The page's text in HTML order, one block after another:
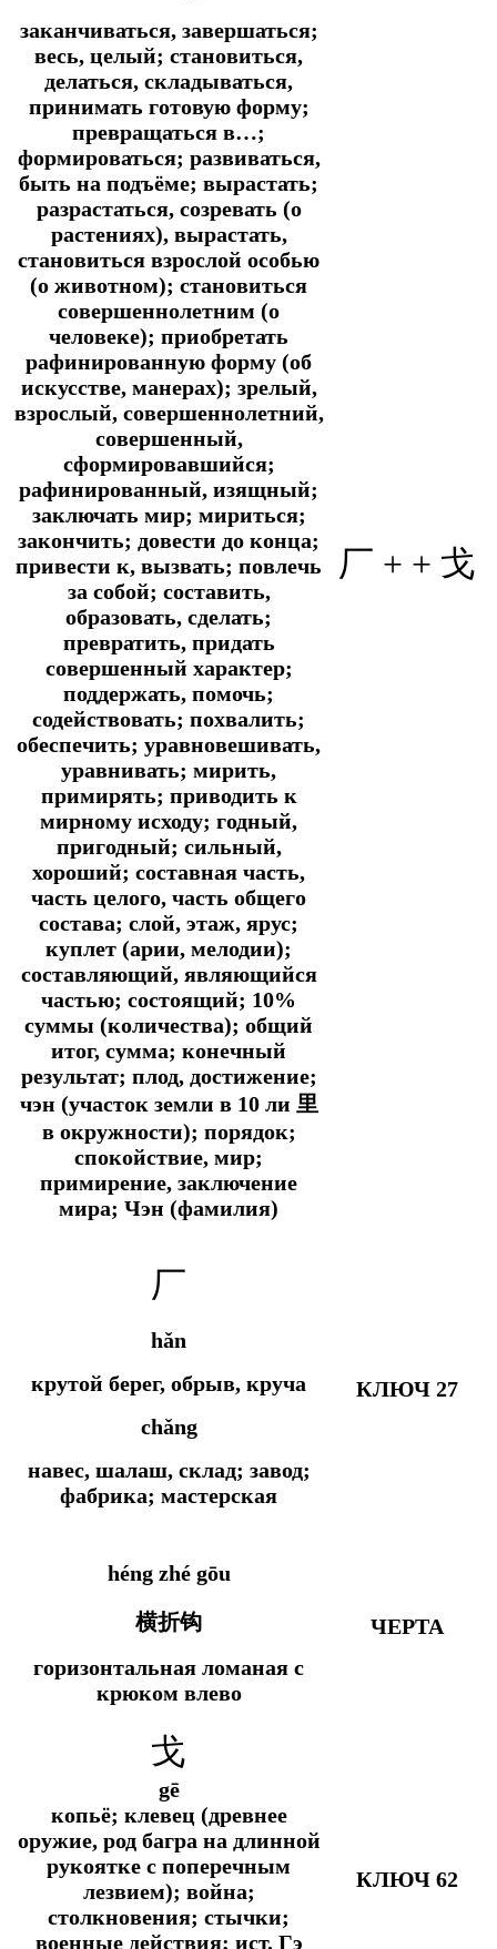
заканчиваться, завершаться;
весь, целый; становиться,
делаться, складываться,
принимать готовую форму;
превращаться в…;
формироваться; развиваться,
быть на подъёме; вырастать;
разрастаться, созревать (о
растениях), вырастать,
становиться взрослой особью
(о животном); становиться
совершеннолетним (о
человеке); приобретать
рафинированную форму (об
искусстве, манерах); зрелый,
взрослый, совершеннолетний,
совершенный,
сформировавшийся;
рафинированный, изящный;
заключать мир; мириться;
закончить; довести до конца;
привести к, вызвать; повлечь
за собой; составить,
образовать, сделать;
превратить, придать
совершенный характер;
поддержать, помочь;
содействовать; похвалить;
обеспечить; уравновешивать,
уравнивать; мирить,
примирять; приводить к
мирному исходу; годный,
пригодный; сильный,
хороший; составная часть,
часть целого, часть общего
состава; слой, этаж, ярус;
куплет (арии, мелодии);
составляющий, являющийся
частью; состоящий; 10%
суммы (количества); общий
итог, сумма; конечный
результат; плод, достижение;
чэн (участок земли в 10 ли 里
в окружности); порядок;
спокойствие, мир;
примирение, заключение
мира; Чэн (фамилия)
厂 + + 戈
厂
hǎn
крутой берег, обрыв, круча
chǎng
навес, шалаш, склад; завод;
фабрика; мастерская
КЛЮЧ 27
héng zhé gōu
横折钩
горизонтальная ломаная с
крюком влево
ЧЕРТА
戈
gē
копьё; клевец (древнее
оружие, род багра на длинной
рукоятке с поперечным
лезвием); война;
столкновения; стычки;
военные действия; ист. Гэ
КЛЮЧ 62